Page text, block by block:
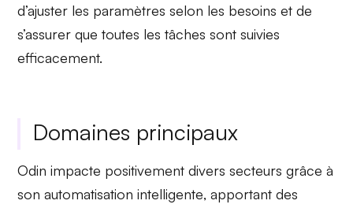
d’ajuster les paramètres selon les besoins et de
s’assurer que toutes les tâches sont suivies
efficacement.
Domaines principaux
Odin impacte positivementdivers secteurs grâce à
sonautomatisation intelligente, apportant des